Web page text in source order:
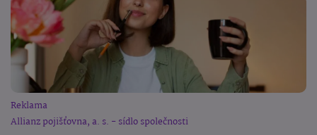
Reklama
Allianz pojišťovna, a. s. - sídlo společnosti